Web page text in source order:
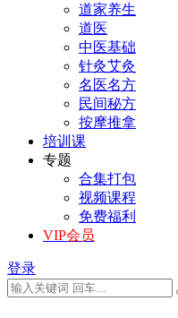
道家养生
道医
中医基础
针灸艾灸
名医名方
民间秘方
按摩推拿
培训课
专题
合集打包
视频课程
免费福利
VIP会员
登录